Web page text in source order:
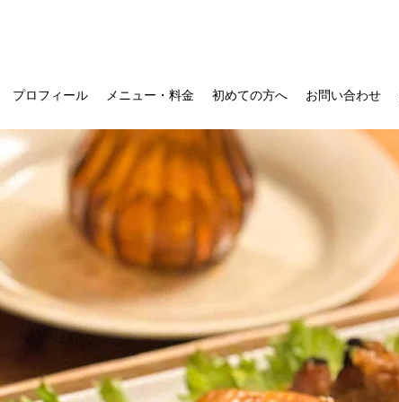
プロフィール メニュー・料金 初めての方へ お問い合わせ